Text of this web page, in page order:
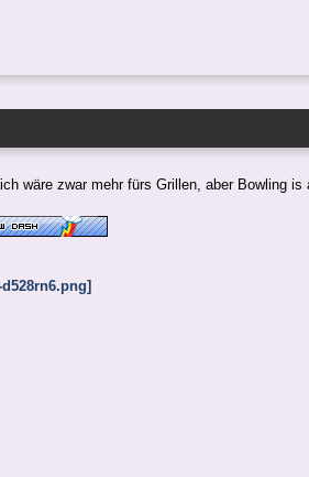
wäre zwar mehr fürs Grillen, aber Bowling is